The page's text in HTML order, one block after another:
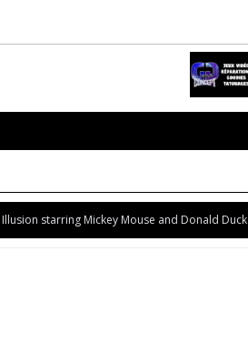
starring Mickey Mouse and Donald Duck